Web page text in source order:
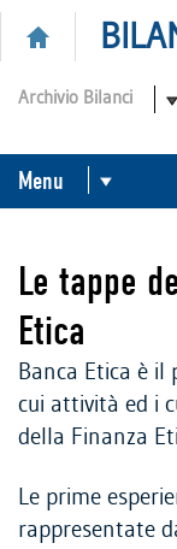
Archivio Bilanci
Menu
SOCI
ISTITUTI
FORNITORI
Le tappe
Etica
Banca Etica è
cui attività ed i
della Finanza
Le prime
rappresentate